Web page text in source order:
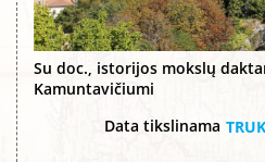
Su doc., istorijos mokslų
Kamuntavičiumi
Data tikslinama